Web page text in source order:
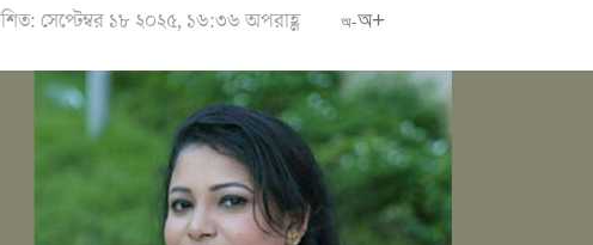
সেপ্টেম্বর ১৮ ২০২৫, ১৬:৩৬ অপরাহ্ণ অ-অ+